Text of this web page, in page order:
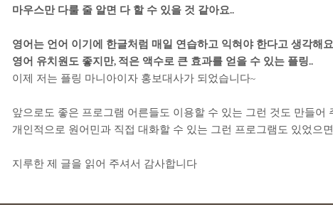
마우스만 다룰 줄 알면 다 할 수 있을 것 같아요..
영어는 언어 이기에 한글처럼 매일 연습하고 익혀야 한다고 생각해요
영어 유치원도 좋지만, 적은 액수로 큰 효과를 얻을 수 있는 플링..
이제 저는 플링 마니아이자 홍보대사가 되었습니다~
앞으로도 좋은 프로그램 어른들도 이용할 수 있는 그런 것도 만들어
개인적으로 원어민과 직접 대화할 수 있는 그런 프로그램도 있었으
지루한 제 글을 읽어 주셔서 감사합니다